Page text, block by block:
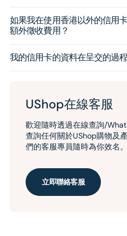
如果我在使用香港以外的信用
額外徵收費用？
我的信用卡的資料在呈交的過
UShop在線客服
歡迎隨時透過在線查詢/
查詢任何關於UShop購物及
們的客服專員隨時為你效名。
立即聯絡客服